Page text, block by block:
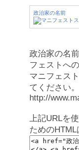
政治家の名前
政治家の名
フェストへの
マニフェス
てください。
http://
上記URLを
ためのHTML